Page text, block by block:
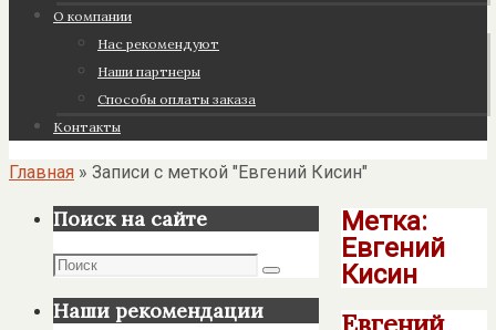
О компании
Нас рекомендуют
Наши партнеры
Cпособы оплаты заказа
Контакты
Главная » Записи с меткой "Евгений Кисин"
Метка:
Евгений
Кисин
Евгений
Поиск на сайте
Поиск
Поиск
Наши рекомендации